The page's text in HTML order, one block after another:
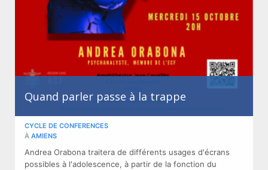
Quand parler passe à la trappe
CYCLE DE CONFERENCES
À AMIENS
​Andrea Orabona traitera de différents usages d'écrans
possibles à l'adolescence, à partir de la fonction du